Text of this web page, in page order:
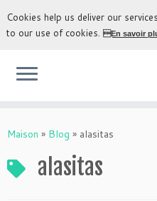
L'expérience la plus
Maison » Blog » alasitas
alasitas
Cookies help us deliver our
to our use of cookies.En savoir